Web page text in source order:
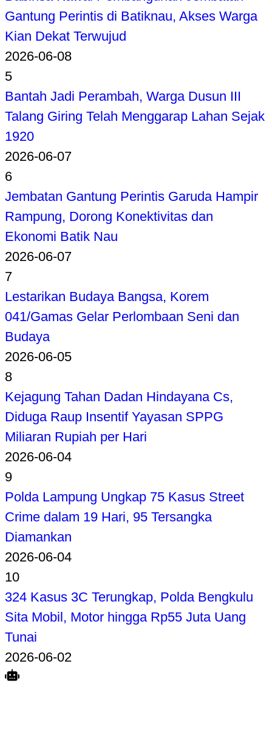
Gantung Perintis di Batiknau, Akses Warga
Kian Dekat Terwujud
2026-06-08
5
Bantah Jadi Perambah, Warga Dusun III
Talang Giring Telah Menggarap Lahan Sejak
1920
2026-06-07
6
Jembatan Gantung Perintis Garuda Hampir
Rampung, Dorong Konektivitas dan
Ekonomi Batik Nau
2026-06-07
7
Lestarikan Budaya Bangsa, Korem
041/Gamas Gelar Perlombaan Seni dan
Budaya
2026-06-05
8
Kejagung Tahan Dadan Hindayana Cs,
Diduga Raup Insentif Yayasan SPPG
Miliaran Rupiah per Hari
2026-06-04
9
Polda Lampung Ungkap 75 Kasus Street
Crime dalam 19 Hari, 95 Tersangka
Diamankan
2026-06-04
10
324 Kasus 3C Terungkap, Polda Bengkulu
Sita Mobil, Motor hingga Rp55 Juta Uang
Tunai
2026-06-02